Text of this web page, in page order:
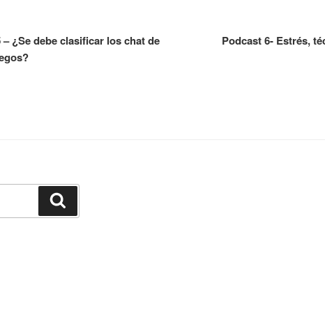
¿Se debe clasificar los chat de
Podcast 6- Estrés,